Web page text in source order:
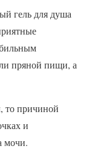
гель для душа
пряной пищи, а
то причиной
и
мочи.